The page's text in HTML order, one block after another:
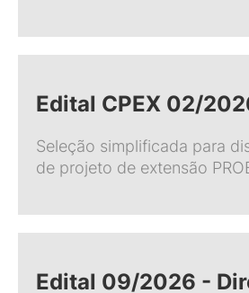
Edital CPEX 02/
Seleção simplificada para
de projeto de extensão
Edital 09/2026 -